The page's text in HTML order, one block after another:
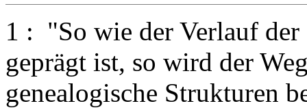
1 : "So wie der Verlauf der
geprägt ist, so wird der
genealogische Strukturen